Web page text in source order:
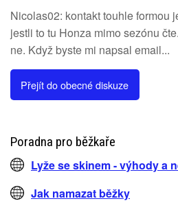
Nicolas02: kontakt touhle formou
jestli to tu Honza mimo sezónu
ne. Když byste mi napsal email...
Přejít do obecné diskuze
Poradna pro běžkaře
Lyže se skinem - výhody a
Jak namazat běžky